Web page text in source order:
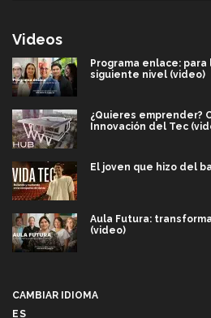
Videos
Programa enlace:
siguiente nivel (video)
¿Quieres emprender?
Innovación del Tec
El joven que hizo del
Aula Futura:
(video)
CAMBIAR IDIOMA
ES